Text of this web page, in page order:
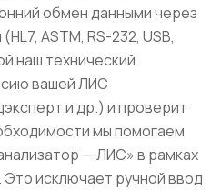
обмен данными через
ASTM, RS-232, USB,
наш технический
вашей ЛИС
и др.) и проверит
мы помогаем
— ЛИС» в рамках
исключает ручной ввод